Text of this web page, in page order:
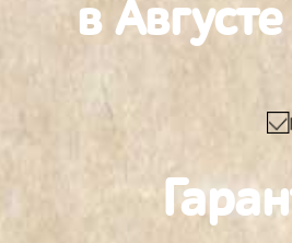
в Августе